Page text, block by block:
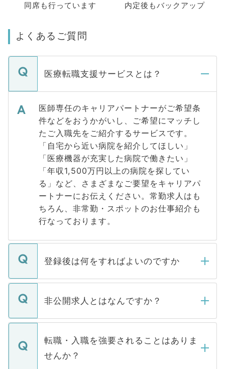
同席も行っています
内定後もバックアップ
よくあるご質問
医療転職支援サービスとは？
医師専任のキャリアパートナーがご希望条
件などをおうかがいし、ご希望にマッチし
たご入職先をご紹介するサービスです。
「自宅から近い病院を紹介してほしい」
「医療機器が充実した病院で働きたい」
「年収1,500万円以上の病院を探してい
る」など、さまざまなご要望をキャリアパ
ートナーにお伝えください。常勤求人はも
ちろん、非常勤・スポットのお仕事紹介も
行なっております。
登録後は何をすればよいのですか
ご登録いただきましたら、弊社担当者がご
登録内容を確認し、その後メールもしくは
ます。通常、5営業日以内にはご連絡をせて
いただきますので、しばらくお待ちくださ
非公開求人とはなんですか？
マイナビDOCTORで取り扱っている求人の
うち約3割は、Webサイトからご覧いただ
けない「非公開求人」です。非公開求人は
下記の理由によって、一般には公開してい
転職・入職を強要されることはありま
せんか？